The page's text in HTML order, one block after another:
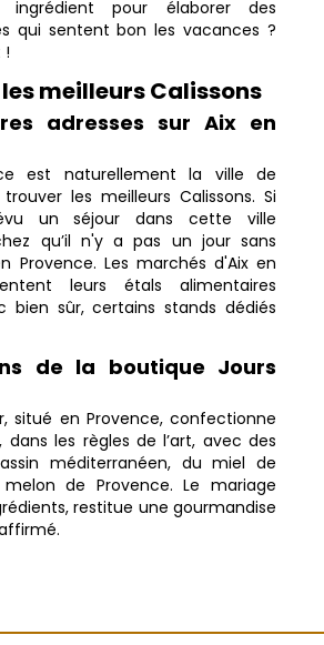
ingrédient pour élaborer des
qui sentent bon les vacances ?
!
meilleurs Calissons
adresses sur Aix en
est naturellement la ville de
les meilleurs Calissons. Si
un séjour dans cette ville
qu’il n'y a pas un jour sans
Provence. Les marchés d'Aix en
leurs étals alimentaires
bien sûr, certains stands dédiés
de la boutique Jours
situé en Provence, confectionne
les règles de l’art, avec des
méditerranéen, du miel de
de Provence. Le mariage
restitue une gourmandise